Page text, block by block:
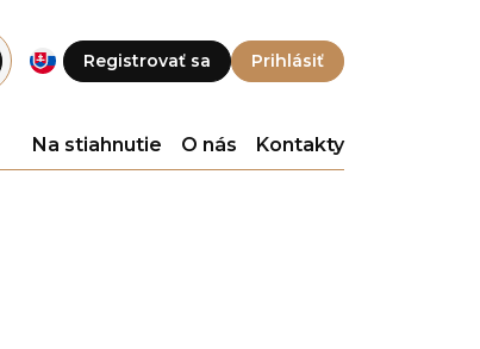
Registrovať sa Prihlásiť
Na stiahnutie O nás Kontakty